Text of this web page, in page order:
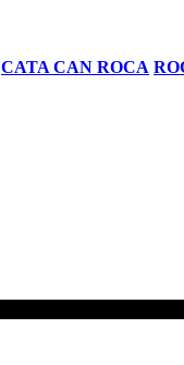
CATA CAN ROCA